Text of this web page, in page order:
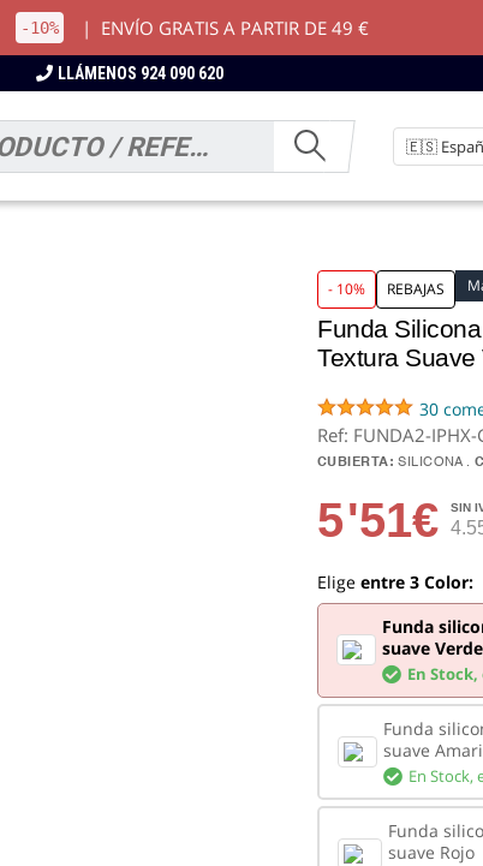
-10% | ENVÍO GRATIS A PARTIR DE 49 €
LLÁMENOS 924 090 620
- 10% REBAJAS
Funda
Textura Suave
30
Ref: FUNDA2-
CUBIERTA: SILICONA
5'51€ SIN
Elige entre 3 Color:
Funda
suave
En Stock,
Funda
suave
En Stock,
Funda
suave Rojo